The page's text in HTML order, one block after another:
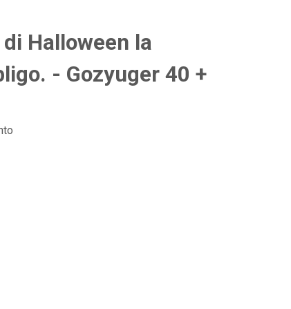
Halloween la
- Gozyuger 40 +